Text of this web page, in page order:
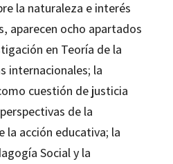
la naturaleza e interés
aparecen ocho apartados
en Teoría de la
internacionales; la
cuestión de justicia
de la
la acción educativa; la
Social y la